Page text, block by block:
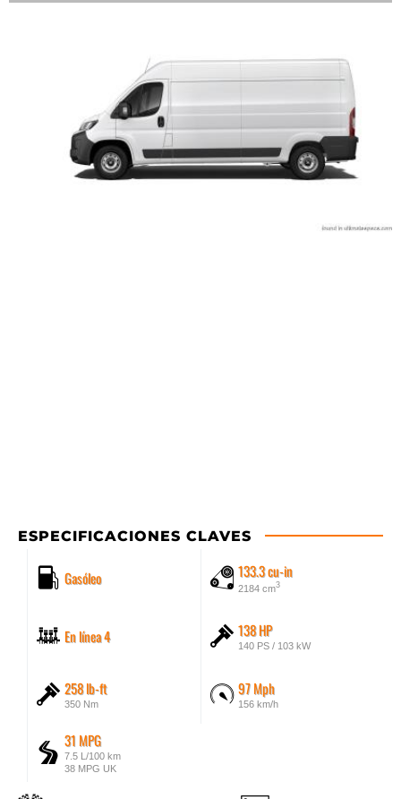
ESPECIFICACIONES CLAVES
Gasóleo 133.3 cu-in
2184 cm3
En línea 4 138 HP
140 PS / 103 kW
258 lb-ft
350 Nm
97 Mph
156 km/h
31 MPG
7.5 L/100 km
38 MPG UK